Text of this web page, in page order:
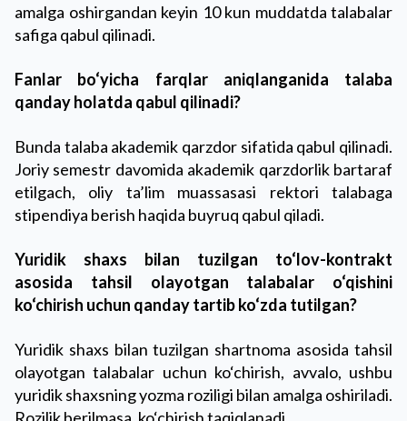
amalga oshirgandan keyin 10 kun muddatda talabalar
safiga qabul qilinadi.
Fanlar bo‘yicha farqlar aniqlanganida talaba
qanday holatda qabul qilinadi?
Bunda talaba akademik qarzdor sifatida qabul qilinadi.
Joriy semestr davomida akademik qarzdorlik bartaraf
etilgach, oliy ta’lim muassasasi rektori talabaga
stipendiya berish haqida buyruq qabul qiladi.
Yuridik shaxs bilan tuzilgan to‘lov-kontrakt
asosida tahsil olayotgan talabalar o‘qishini
ko‘chirish uchun qanday tartib ko‘zda tutilgan?
Yuridik shaxs bilan tuzilgan shartnoma asosida tahsil
olayotgan talabalar uchun ko‘chirish, avvalo, ushbu
yuridik shaxsning yozma roziligi bilan amalga oshiriladi.